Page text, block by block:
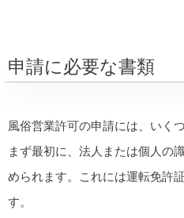
申請に必要な書類
風俗営業許可の申請には、いく
まず最初に、法人または個人の
められます。これには運転免許
す。